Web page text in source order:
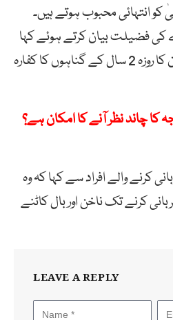
کو انتہائی محبوب ہوتے ہیں۔
کی فضیلت بیان کرتے ہوئے کہا
کہ غیر حجاج کیلئے اس دن کا روزہ 2 سال کے گناہوں کا کفارہ
کا چاند نظر آنے کا امکان ہے؟
کرنے والے افراد سے کہا کہ وہ
کرنے تک ناخن اور بال کاٹنے
LEAVE A REPLY